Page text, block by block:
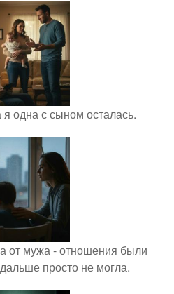
одна с сыном осталась.
от мужа - отношения были
просто не могла.